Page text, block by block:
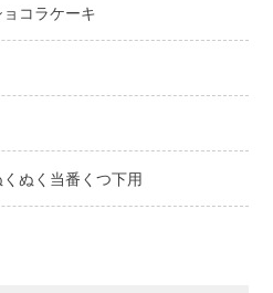
コラケーキ
ぬく当番くつ下用